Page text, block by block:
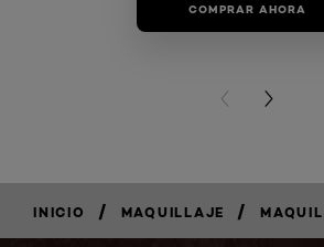
COMPRAR AHORA
PREVIOUS
NEXT
INICIO / MAQUILLAJE /